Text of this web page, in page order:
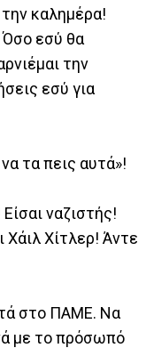
καλημέρα!
εσύ θα
την
εσύ για
τα πεις αυτά»!
ναζιστής!
Χάιλ Χίτλερ! Άντε
στο ΠΑΜΕ. Να
με το πρόσωπό